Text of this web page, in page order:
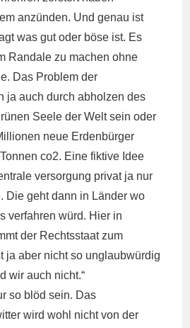
anzünden. Und genau ist
was gut oder böse ist. Es
Randale zu machen ohne
Das Problem der
ja auch durch abholzen des
Seele der Welt sein oder
neue Erdenbürger
co2. Eine fiktive Idee
versorgung privat ja nur
Die geht dann in Länder wo
verfahren würd. Hier in
der Rechtsstaat zum
ja aber nicht so unglaubwürdig
wir auch nicht.“
so blöd sein. Das
wird wohl nicht von der